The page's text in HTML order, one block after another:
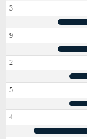
3
9
2
5
4